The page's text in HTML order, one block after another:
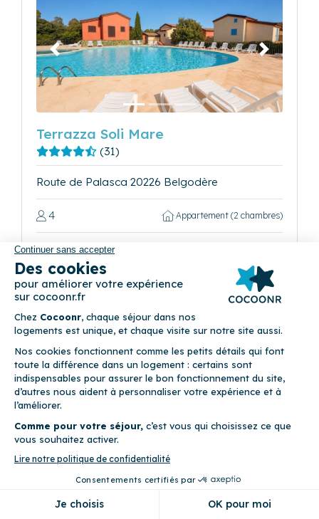
Précédent Suivant
Terrazza Soli Mare
(31)
Route de Palasca 20226 Belgodère
4 Appartement (2 chambres)
Climatisation • Piscine • Terrasse • WiFi
Précédent Suivant